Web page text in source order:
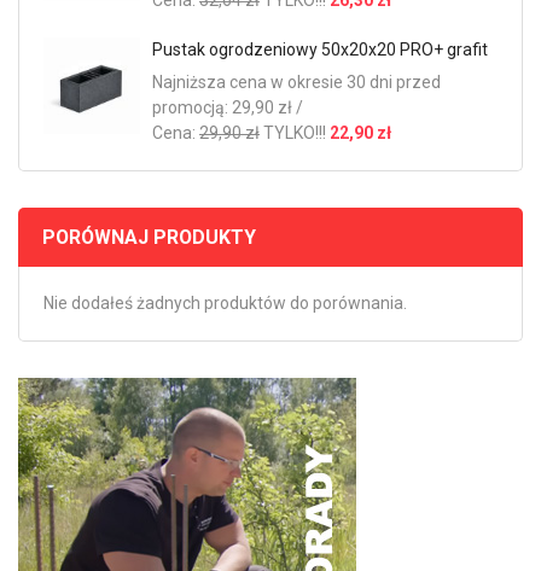
Pustak ogrodzeniowy 50x20x20 PRO+ grafit
Najniższa cena w okresie 30 dni przed
promocją: 29,90 zł /
Cena: 29,90 złTYLKO!!! 22,90 zł
PORÓWNAJ PRODUKTY
Nie dodałeś żadnych produktów do porównania.